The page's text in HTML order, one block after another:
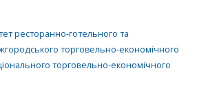
ресторанно-готельного та
торговельно-економічного
торговельно-економічного